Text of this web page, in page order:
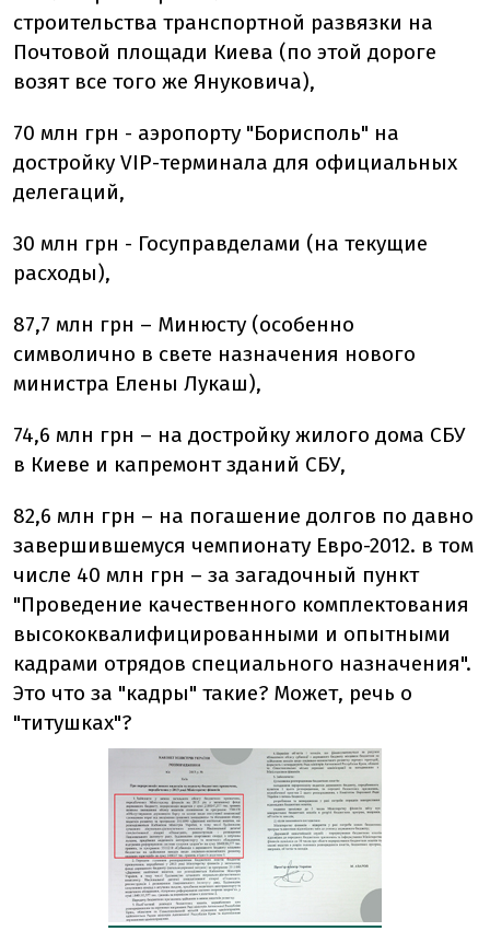
строительства транспортной развязки на
Почтовой площади Киева (по этой дороге
возят все того же Януковича),
70 млн грн - аэропорту "Борисполь" на
достройку VIP-терминала для официальных
делегаций,
30 млн грн - Госуправделами (на текущие
расходы),
87,7 млн грн – Минюсту (особенно
символично в свете назначения нового
министра Елены Лукаш),
74,6 млн грн – на достройку жилого дома СБУ
в Киеве и капремонт зданий СБУ,
82,6 млн грн – на погашение долгов по давно
завершившемуся чемпионату Евро-2012. в том
числе 40 млн грн – за загадочный пункт
"Проведение качественного комплектования
высококвалифицированными и опытными
кадрами отрядов специального назначения".
Это что за "кадры" такие? Может, речь о
"титушках"?